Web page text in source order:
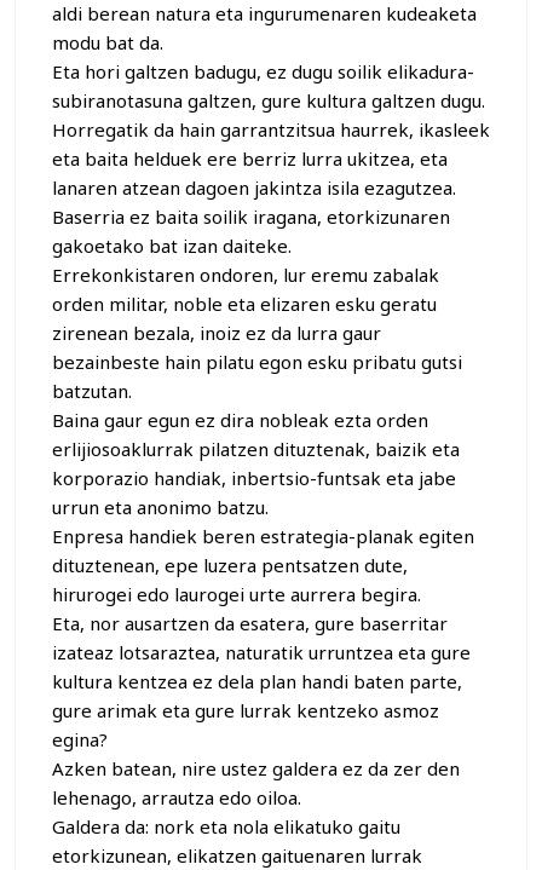
aldi berean natura eta ingurumenaren kudeaketa
modu bat da.
Eta hori galtzen badugu, ez dugu soilik elikadura-
subiranotasuna galtzen, gure kultura galtzen dugu.
Horregatik da hain garrantzitsua haurrek, ikasleek
eta baita helduek ere berriz lurra ukitzea, eta
lanaren atzean dagoen jakintza isila ezagutzea.
Baserria ez baita soilik iragana, etorkizunaren
gakoetako bat izan daiteke.
Errekonkistaren ondoren, lur eremu zabalak
orden militar, noble eta elizaren esku geratu
zirenean bezala, inoiz ez da lurra gaur
bezainbeste hain pilatu egon esku pribatu gutsi
batzutan.
Baina gaur egun ez dira nobleak ezta orden
erlijiosoaklurrak pilatzen dituztenak, baizik eta
korporazio handiak, inbertsio-funtsak eta jabe
urrun eta anonimo batzu.
Enpresa handiek beren estrategia-planak egiten
dituztenean, epe luzera pentsatzen dute,
hirurogei edo laurogei urte aurrera begira.
Eta, nor ausartzen da esatera, gure baserritar
izateaz lotsaraztea, naturatik urruntzea eta gure
kultura kentzea ez dela plan handi baten parte,
gure arimak eta gure lurrak kentzeko asmoz
egina?
Azken batean, nire ustez galdera ez da zer den
lehenago, arrautza edo oiloa.
Galdera da: nork eta nola elikatuko gaitu
etorkizunean, elikatzen gaituenaren lurrak